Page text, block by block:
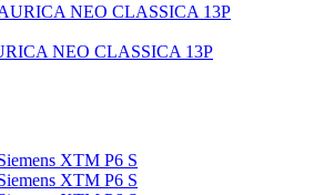
NEO CLASSICA 13P